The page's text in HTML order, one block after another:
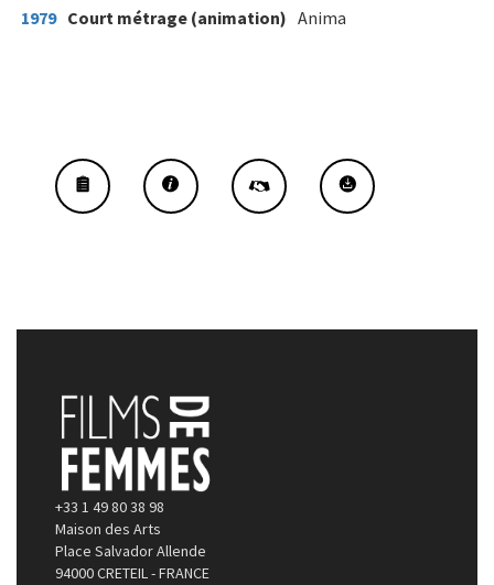
1979 Court métrage (animation) Anima
+33 1 49 80 38 98
Maison des Arts
Place Salvador Allende
94000 CRETEIL - FRANCE